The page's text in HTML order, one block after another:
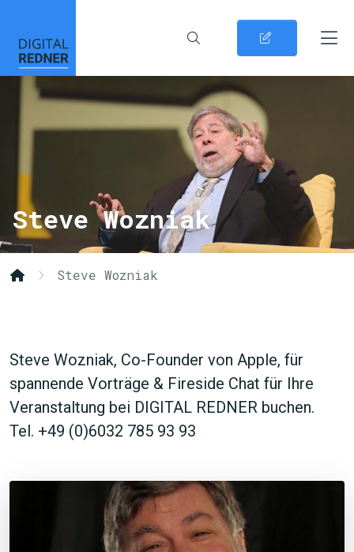
Steve Wozniak
Steve Wozniak
Steve Wozniak, Co-Founder von Apple, für
spannende Vorträge & Fireside Chat für Ihre
Veranstaltung bei DIGITAL REDNER buchen.
Tel. +49 (0)6032 785 93 93